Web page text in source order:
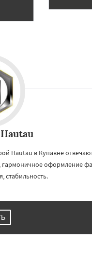
Hautau в Купавне
гармоничное оформление
стабильность.